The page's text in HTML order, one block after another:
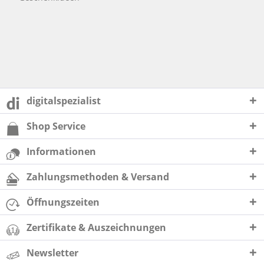
digitalspezialist
Shop Service
Informationen
Zahlungsmethoden & Versand
Öffnungszeiten
Zertifikate & Auszeichnungen
Newsletter